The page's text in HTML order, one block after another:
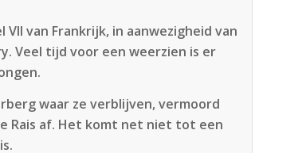
van Frankrijk, in aanwezigheid van
Veel tijd voor een weerzien is er
waar ze verblijven, vermoord
Rais af. Het komt net niet tot een